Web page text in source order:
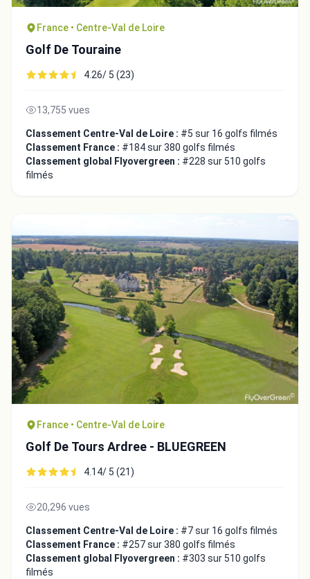
France • Centre-Val de Loire
Golf De Touraine
4.26/ 5 (23)
13,755 vues
Classement Centre-Val de Loire : #5 sur 16 golfs filmés
Classement France : #184 sur 380 golfs filmés
Classement global Flyovergreen : #228 sur 510 golfs
filmés
France • Centre-Val de Loire
Golf De Tours Ardree - BLUEGREEN
4.14/ 5 (21)
20,296 vues
Classement Centre-Val de Loire : #7 sur 16 golfs filmés
Classement France : #257 sur 380 golfs filmés
Classement global Flyovergreen : #303 sur 510 golfs
filmés